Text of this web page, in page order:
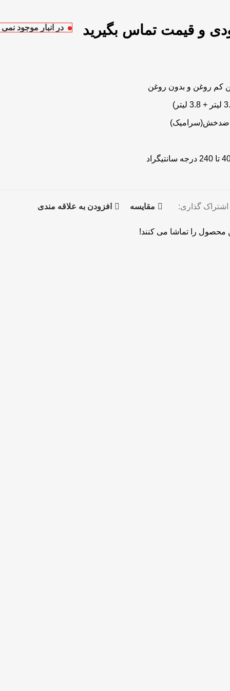
در انبار موجود
کم‌‌ روغن و بدون روغن
ضدخش(سرامیک)
مقايسه افزودن به علاقه مندی اشتراک گذاری:
محصول را تماشا می کنند!